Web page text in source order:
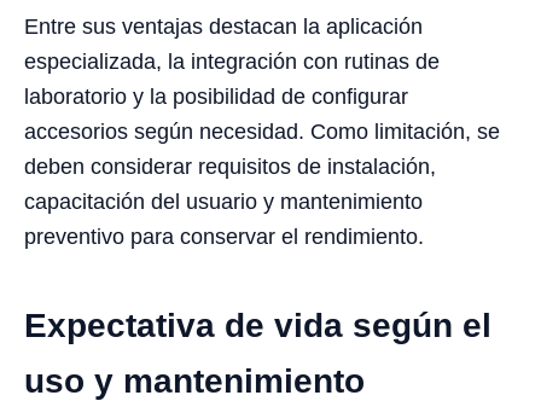
Entre sus ventajas destacan la aplicación
especializada, la integración con rutinas de
laboratorio y la posibilidad de configurar
accesorios según necesidad. Como limitación, se
deben considerar requisitos de instalación,
capacitación del usuario y mantenimiento
preventivo para conservar el rendimiento.
Expectativa de vida según el
uso y mantenimiento